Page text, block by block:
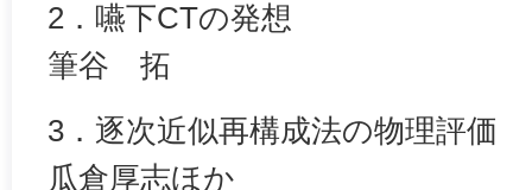
2．嚥下CTの発想
筆谷 拓
3．逐次近似再構成法の物理評価
瓜倉厚志ほか